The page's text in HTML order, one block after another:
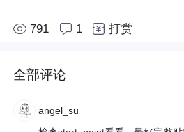
791 1 打赏
全部评论
angel_su